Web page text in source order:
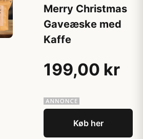
Merry Christmas
Gaveæske med
Kaffe
199,00 kr
Køb her